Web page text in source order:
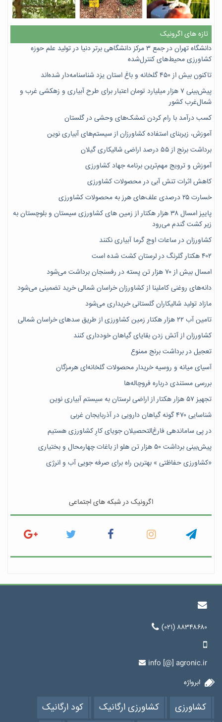
تازه های اگرونیک
دانشگاه تهران در جمع ۳ مرکز دانشگاهی برتر دنیا در تولید علم حوزه
کشاورزی محیط‌های کنترل‌شده
تاکنون بیش از ۴۵۰ گلخانه و باغ استان یزد شناسنامه‌دار شده‌اند
پیش‌بینی ۷‌ هزار میلیارد تومان اعتبار برای طرح آبیاری و زهکشی غرب و
شمال‌غرب کشور
کسب درآمد با رام کردن تمشک‌های وحشی در گلستان
آموزش، زیربنای استفاده کشاورزان از سیستم‌های آبیاری نوین
برداشت برنج از ۵۵ درصد اراضی شالیکاری گیلان
آموزش و ترویج مهم‌ترین برنامه جهاد کشاورزی
کاهش اثرات تنش آبی در محصولات کشاورزی
خسارت ۲۵ درصدی علف‌های هرز به محصولات کشاورزی
پاییز امسال ۳۸ هزار هکتار از زمین های کشاورزی سیستان و بلوچستان به
زیر کشت گندم می‌رود
کشاورزان در ساعات اوج گرما آبیاری نکنند
۴۰۲ هکتار گلرنگ در لرستان کشت شده است
امسال بیش از ۷۰ هزار تن پسته در رفسنجان برداشت می‌شود
دانه‌های روغنی کاملینا از کشاورزان خراسان شمالی خرید تضمینی می‌شود
مازاد تولید شالیکاران گلستانی خریداری می‌شود
تامین آب ۲۲ هزار هکتار زمین کشاورزی از طریق سدهای خراسان شمالی
کشاورزان از آتش زدن بقایای گیاهان خودداری کنند
تعجیل در برداشت برنج ممنوع
آسیای میانه و روسیه خریدار محصولات گلخانه‌ای هرمزگان
بررسی مستندی درباره فروچاله‌ها
تجهیز ۵۷ هزار هکتار از اراضی لرستان به سیستم آبیاری نوین
شناسایی ۴۷٠ گونه گیاهان دارویی در آذربایجان غربی
در پی ساماندهی فارغ‌التحصیلان جویای کارِ کشاورزی هستیم
پیش‎‌بینی برداشت ۵۰ هزار تن هلو از باغات چهارمحال و بختیاری
«کشاورزی حفاظتی » بهترین راه برای صرفه جویی آب و انرژی
اگرونیک در شبکه های اجتماعی
(۰۲۱) ۸۸۳۴۸۶۸۰
info [@] agronic.ir
ابرواژه
کشاورزی کشاورزی ارگانیک کود ارگانیک